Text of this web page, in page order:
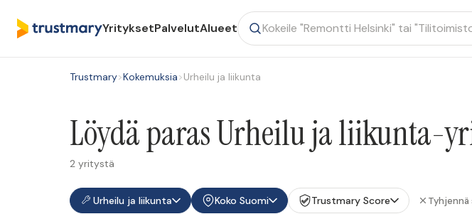
YrityksetPalvelutAlueet
Trustmary>Kokemuksia>Urheilu ja liikunta
Löydä paras Urheilu ja liikunta-
2 yritystä
Urheilu ja liikunta Koko Suomi Trustmary Score